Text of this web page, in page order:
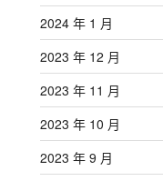
2024 年 1 月
2023 年 12 月
2023 年 11 月
2023 年 10 月
2023 年 9 月